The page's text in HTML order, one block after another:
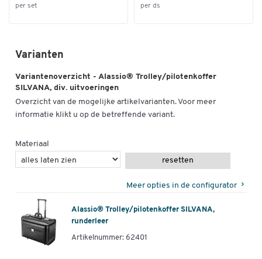
per set per ds
Varianten
Variantenoverzicht - Alassio® Trolley/pilotenkoffer
SILVANA, div. uitvoeringen
Overzicht van de mogelijke artikelvarianten. Voor meer
informatie klikt u op de betreffende variant.
Materiaal
resetten
Meer opties in de configurator
Alassio® Trolley/pilotenkoffer SILVANA,
runderleer
Artikelnummer: 62401